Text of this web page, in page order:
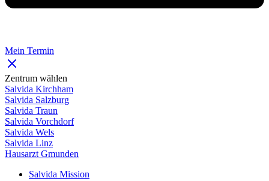
Mein Termin
Zentrum wählen
Salvida Kirchham
Salvida Salzburg
Salvida Traun
Salvida Vorchdorf
Salvida Wels
Salvida Linz
Hausarzt Gmunden
Salvida Mission